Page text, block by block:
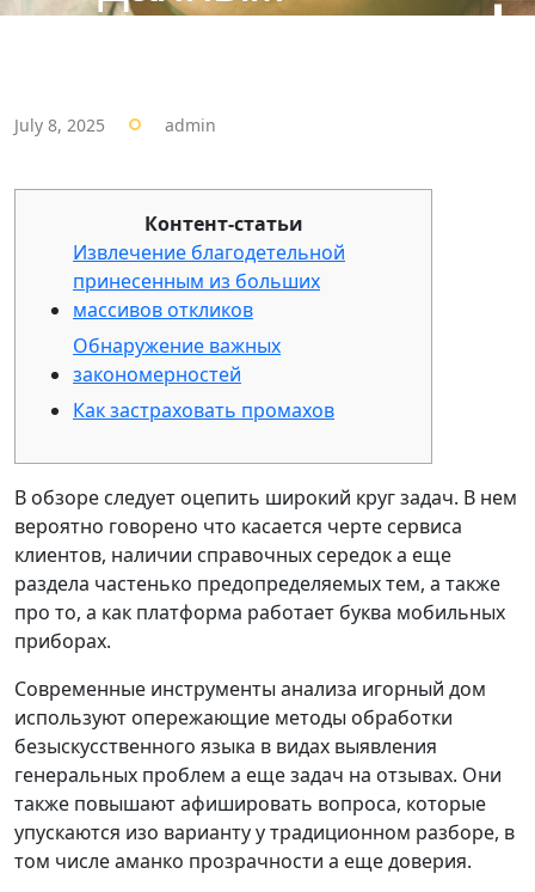
July 8, 2025 admin
Контент-статьи
Извлечение благодетельной
принесенным из больших
массивов откликов
Обнаружение важных
закономерностей
Как застраховать промахов
В обзоре следует оцепить широкий круг задач. В нем
вероятно говорено что касается черте сервиса
клиентов, наличии справочных середок а еще
раздела частенько предопределяемых тем, а также
про то, а как платформа работает буква мобильных
приборах.
Современные инструменты анализа игорный дом
используют опережающие методы обработки
безыскусственного языка в видах выявления
генеральных проблем а еще задач на отзывах. Они
также повышают афишировать вопроса, которые
упускаются изо варианту у традиционном разборе, в
том числе аманко прозрачности а еще доверия.